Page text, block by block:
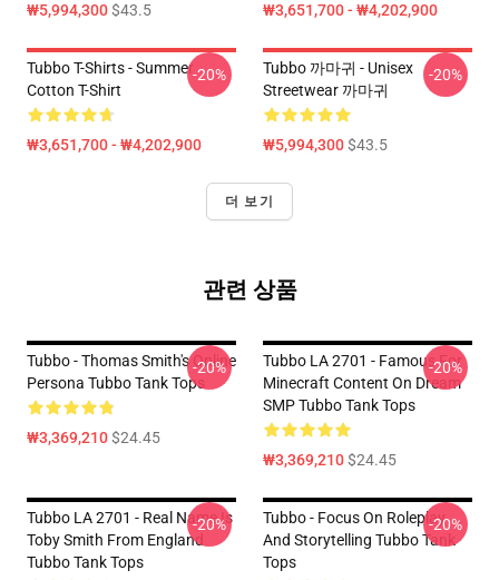
₩5,994,300$43.5 ₩3,651,700 - ₩4,202,900
Tubbo T-Shirts - Summer
Cotton T-Shirt
₩3,651,700 - ₩4,202,900
-20%
Tubbo 까마귀 - Unisex
Streetwear 까마귀
₩5,994,300$43.5
-20%
더 보기
관련 상품
Tubbo - Thomas Smith's Online
Persona Tubbo Tank Tops
₩3,369,210$24.45
-20%
Tubbo LA 2701 - Famous For
Minecraft Content On Dream
SMP Tubbo Tank Tops
₩3,369,210$24.45
-20%
Tubbo LA 2701 - Real Name Is
Toby Smith From England
Tubbo Tank Tops
-20%
Tubbo - Focus On Roleplay
And Storytelling Tubbo Tank
Tops
-20%